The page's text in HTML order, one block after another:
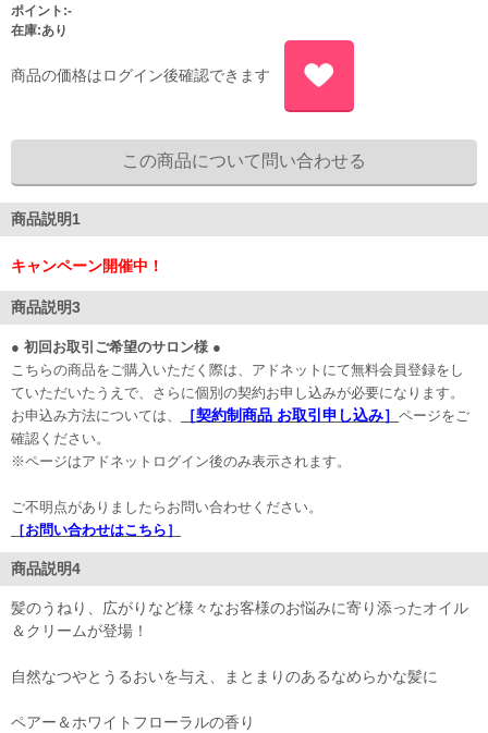
ポイント:-
在庫:あり
商品の価格はログイン後確認できます
商品説明1
キャンペーン開催中！
商品説明3
● 初回お取引ご希望のサロン様 ●
こちらの商品をご購入いただく際は、アドネットにて無料会員登録をし
ていただいたうえで、さらに個別の契約お申し込みが必要になります。
お申込み方法については、
［契約制商品 お取引申し込み］ ページをご
確認ください。
※ページはアドネットログイン後のみ表示されます。
ご不明点がありましたらお問い合わせください。
［お問い合わせはこちら］
商品説明4
髪のうねり、広がりなど様々なお客様のお悩みに寄り添ったオイル
＆クリームが登場！
自然なつやとうるおいを与え、まとまりのあるなめらかな髪に
ペアー＆ホワイトフローラルの香り